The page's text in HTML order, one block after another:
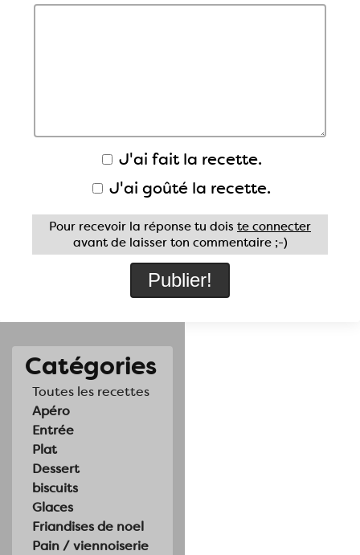
Catégories
Toutes les recettes
Apéro
Entrée
Plat
Dessert
biscuits
Glaces
Friandises de noel
Pain / viennoiserie
J'ai fait la recette.
J'ai goûté la recette.
Pour recevoir la réponse tu dois te connecter
avant de laisser ton commentaire ;-)